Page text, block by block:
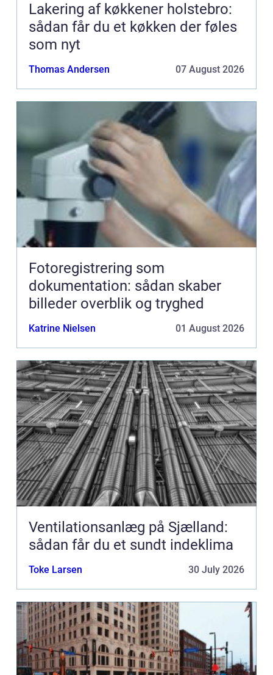
Lakering af køkkener holstebro:
sådan får du et køkken der føles
som nyt
Thomas Andersen 07 August 2026
Fotoregistrering som
dokumentation: sådan skaber
billeder overblik og tryghed
Katrine Nielsen 01 August 2026
Ventilationsanlæg på Sjælland:
sådan får du et sundt indeklima
Toke Larsen 30 July 2026